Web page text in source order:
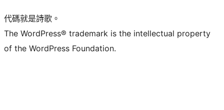
代碼就是詩歌。
The WordPress® trademark is the intellectual property
of the WordPress Foundation.